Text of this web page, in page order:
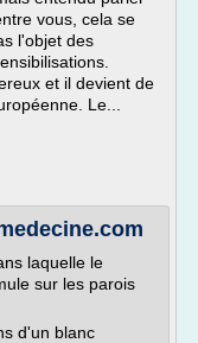
vous, cela se
l'objet des
et il devient de
Le...
laquelle le
sur les parois
d'un blanc